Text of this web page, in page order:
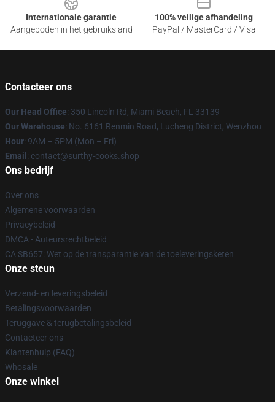
Internationale garantie
Aangeboden in het gebruiksland
100% veilige afhandeling
PayPal / MasterCard / Visa
Contacteer ons
Our Head Office: 350 Lincoln Rd, Miami Beach, FL 33139
Our Warehouse: No. 6161 Renmin Road, Lucheng District, Wenzhou
Hour: 9AM – 5PM (Mon – Fri)
Email : contact@surthy-cooks.shop
Ons bedrijf
Over ons
Algemene voorwaarden
Privacybeleid
DMCA - Auteursrechtbeleid
CA SB657: Wet op de transparantie van de toeleveringsketen
Onze steun
Verzend- en leveringsbeleid
Betalingsvoorwaarden
Teruggave & terugbetalingsbeleid
Contacteer ons
Klantenhulp (FAQ)
Whosale
Onze winkel